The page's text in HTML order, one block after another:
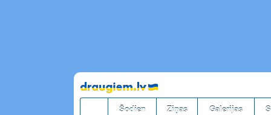
Pāriet
uz
saturu
Šodien Ziņas Galerijas